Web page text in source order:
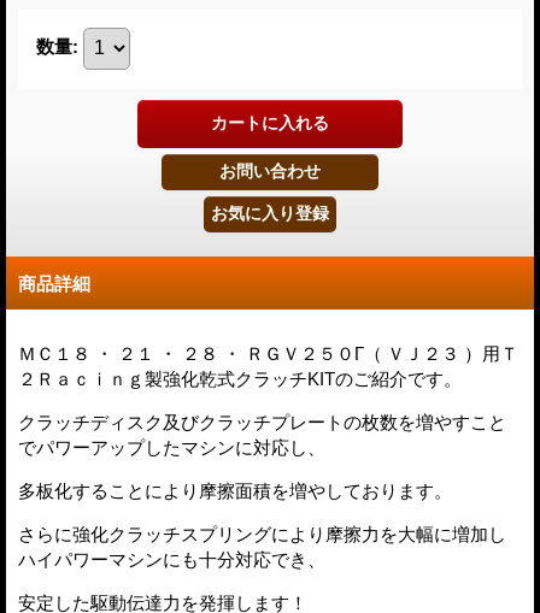
数量:
商品詳細
ＭＣ１８ ・ ２１ ・ ２８ ・ ＲＧＶ２５０Γ（ ＶＪ２３ ）用Ｔ
２Ｒａｃｉｎｇ製強化乾式クラッチKITのご紹介です。
クラッチディスク及びクラッチプレートの枚数を増やすこと
でパワーアップしたマシンに対応し、
多板化することにより摩擦面積を増やしております。
さらに強化クラッチスプリングにより摩擦力を大幅に増加し
ハイパワーマシンにも十分対応でき、
安定した駆動伝達力を発揮します！